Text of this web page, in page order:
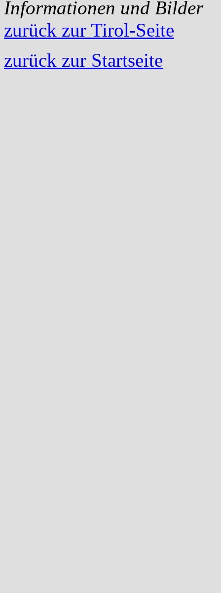
Informationen und Bilder
zurück zur Tirol-Seite
zurück zur Startseite